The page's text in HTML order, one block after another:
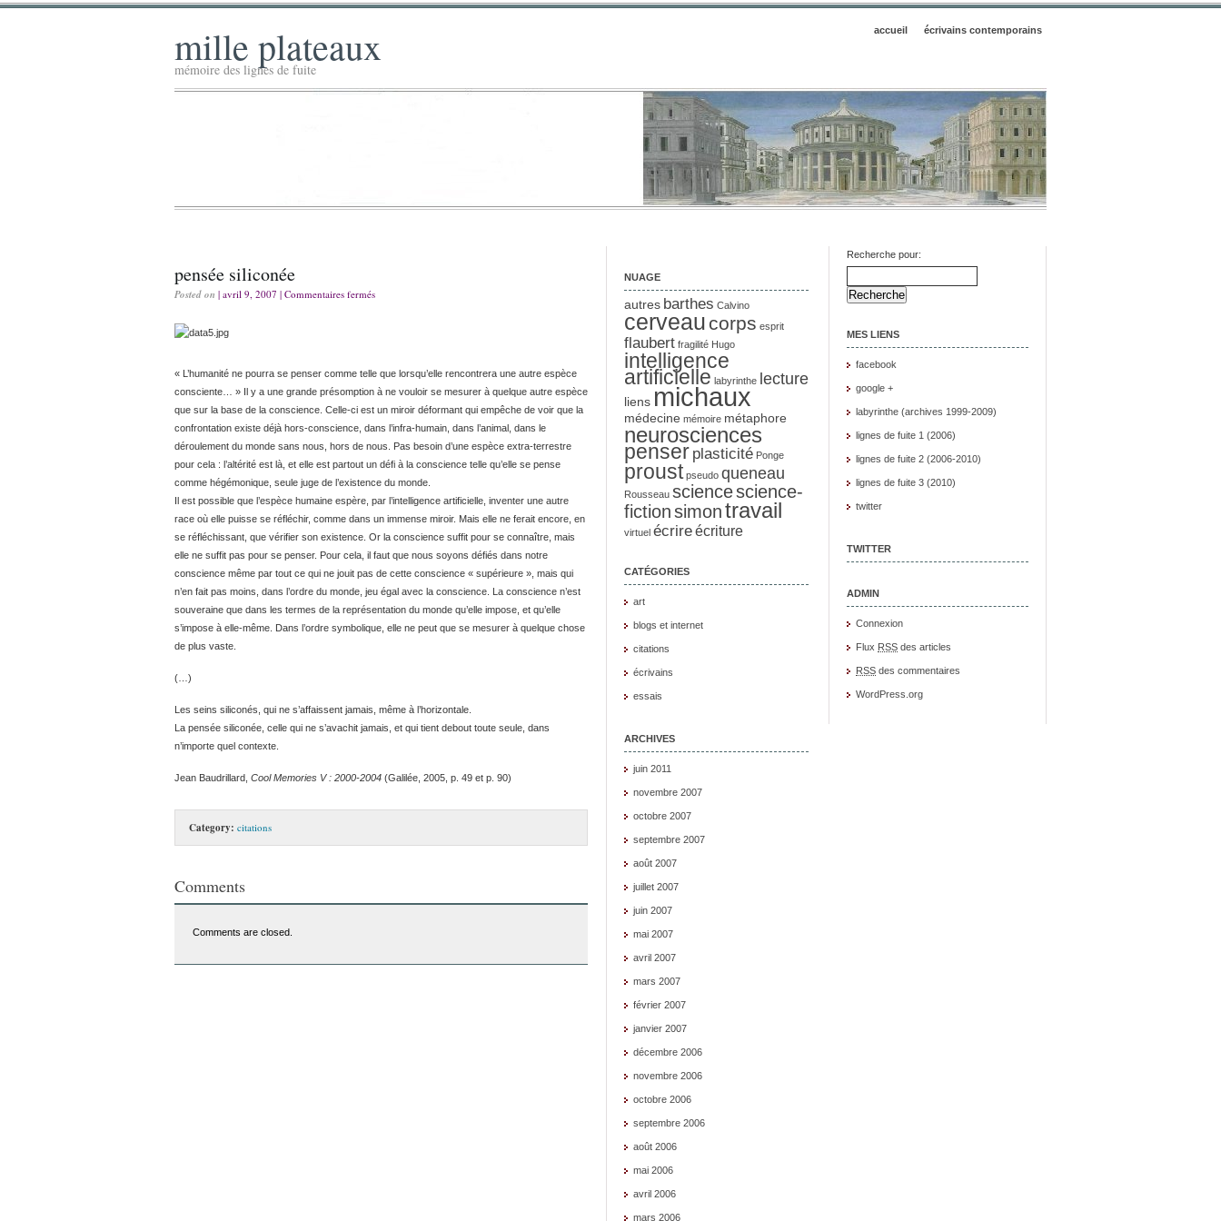
accueil écrivains contemporains
mille plateaux
mémoire des lignes de fuite
pensée siliconée
Posted on | avril 9, 2007 | Commentaires fermés
« L’humanité ne pourra se penser comme telle que lorsqu’elle rencontrera une autre espèce
consciente… » Il y a une grande présomption à ne vouloir se mesurer à quelque autre espèce
que sur la base de la conscience. Celle-ci est un miroir déformant qui empêche de voir que la
confrontation existe déjà hors-conscience, dans l’infra-humain, dans l’animal, dans le
déroulement du monde sans nous, hors de nous. Pas besoin d’une espèce extra-terrestre
pour cela : l’altérité est là, et elle est partout un défi à la conscience telle qu’elle se pense
comme hégémonique, seule juge de l’existence du monde.
Il est possible que l’espèce humaine espère, par l’intelligence artificielle, inventer une autre
race où elle puisse se réfléchir, comme dans un immense miroir. Mais elle ne ferait encore, en
se réfléchissant, que vérifier son existence. Or la conscience suffit pour se connaître, mais
elle ne suffit pas pour se penser. Pour cela, il faut que nous soyons défiés dans notre
conscience même par tout ce qui ne jouit pas de cette conscience « supérieure », mais qui
n’en fait pas moins, dans l’ordre du monde, jeu égal avec la conscience. La conscience n’est
souveraine que dans les termes de la représentation du monde qu’elle impose, et qu’elle
s’impose à elle-même. Dans l’ordre symbolique, elle ne peut que se mesurer à quelque chose
de plus vaste.
(…)
Les seins siliconés, qui ne s’affaissent jamais, même à l’horizontale.
La pensée siliconée, celle qui ne s’avachit jamais, et qui tient debout toute seule, dans
n’importe quel contexte.
Jean Baudrillard, Cool Memories V : 2000-2004 (Galilée, 2005, p. 49 et p. 90)
Category: citations
Comments
Comments are closed.
NUAGE
autres barthes Calvino
cerveau corps esprit
flaubert fragilité Hugo
intelligence
artificielle labyrinthe lecture
liens michaux
médecine mémoire métaphore
neurosciences
penser plasticité Ponge
proust pseudo queneau
Rousseau sciencescience-
fictionsimontravail
virtuel écrireécriture
CATÉGORIES
art
blogs et internet
citations
écrivains
essais
ARCHIVES
juin 2011
novembre 2007
octobre 2007
septembre 2007
août 2007
juillet 2007
juin 2007
mai 2007
avril 2007
mars 2007
février 2007
janvier 2007
décembre 2006
novembre 2006
octobre 2006
septembre 2006
août 2006
mai 2006
avril 2006
mars 2006
Recherche pour:
MES LIENS
facebook
google +
labyrinthe (archives 1999-2009)
lignes de fuite 1 (2006)
lignes de fuite 2 (2006-2010)
lignes de fuite 3 (2010)
twitter
TWITTER
ADMIN
Connexion
Flux RSS des articles
RSS des commentaires
WordPress.org